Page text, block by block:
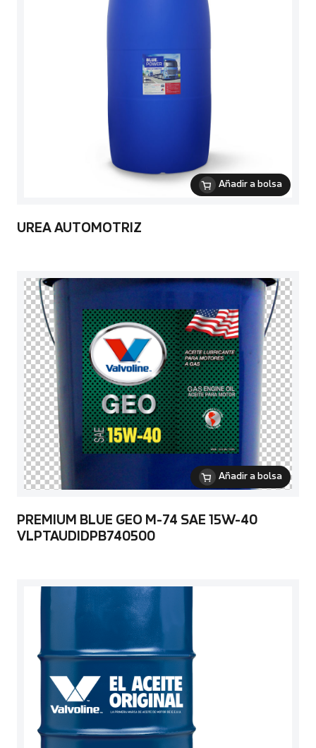
Añadir a bolsa
UREA AUTOMOTRIZ
Añadir a bolsa
PREMIUM BLUE GEO M-74 SAE 15W-40
VLPTAUDIDPB740500